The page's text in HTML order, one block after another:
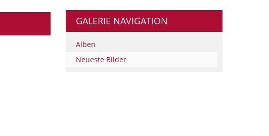
GALERIE NAVIGATION
Alben
Neueste Bilder